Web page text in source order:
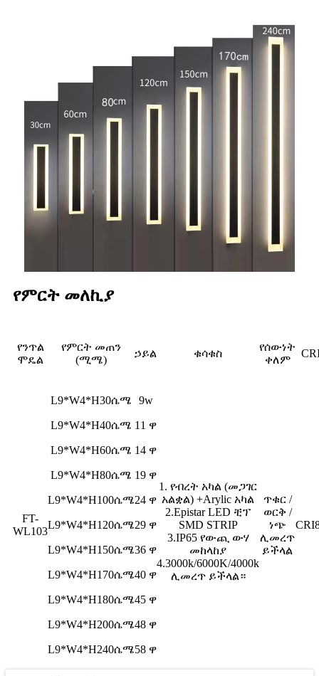
የምርት መለኪያ
የንጥል
ሞዴል
የምርት መጠን
(ሚሜ)
ኃይል ቁሳቁስ
የሰውነት
ቀለም
FT-
WL103
L9*W4*H30ሴሜ 9w
1. የብረት አካል (መጋገር
አልቋል) +Arylic አካል
2.Epistar LED ቺፕ
SMD STRIP
3.IP65 የውጪ ውሃ
መከላከያ
4.3000k/6000K/4000k
ሊመረጥ ይችላል።
ጥቁር /
ወርቅ /
ነጭ
ሊመረጥ
ይችላል
L9*W4*H40ሴሜ 11 ዋ
L9*W4*H60ሴሜ 14 ዋ
L9*W4*H80ሴሜ 19 ዋ
L9*W4*H100ሴሜ24 ዋ
L9*W4*H120ሴሜ29 ዋ
L9*W4*H150ሴሜ36 ዋ
L9*W4*H170ሴሜ40 ዋ
L9*W4*H180ሴሜ45 ዋ
L9*W4*H200ሴሜ48 ዋ
L9*W4*H240ሴሜ58 ዋ